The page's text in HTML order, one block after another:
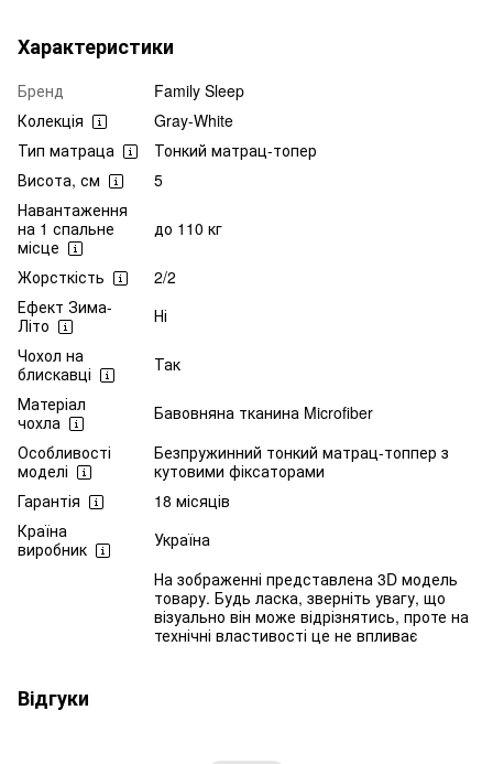
Характеристики
Бренд
Family Sleep
Колекція
Gray-White
Тип матраца
Тонкий матрац-топер
Висота, см
5
Навантаження
на 1 спальне
місце
до 110 кг
Жорсткість
2/2
Ефект Зима-
Літо
Ні
Чохол на
блискавці
Так
Матеріал
чохла
Бавовняна тканина Microfiber
Особливості
моделі
Безпружинний тонкий матрац-топпер з
кутовими фіксаторами
Гарантія
18 місяців
Країна
виробник
Україна
На зображенні представлена 3D модель
товару. Будь ласка, зверніть увагу, що
візуально він може відрізнятись, проте на
технічні властивості це не впливає
Відгуки